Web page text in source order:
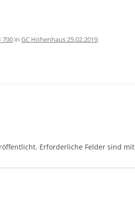
700 in GC Höhenhaus 25.02.2019.
Erforderliche Felder sind mit